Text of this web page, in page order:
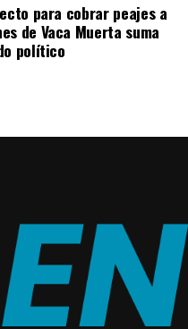
para cobrar peajes a
de Vaca Muerta suma
político